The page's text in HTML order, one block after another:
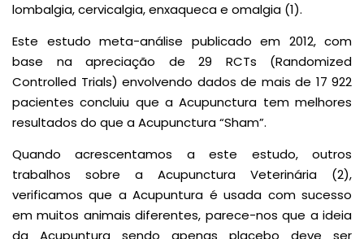
lombalgia, cervicalgia, enxaqueca e omalgia (1).
Este estudo meta-análise publicado em 2012, com
base na apreciação de 29 RCTs (Randomized
Controlled Trials) envolvendo dados de mais de 17 922
pacientes concluiu que a Acupunctura tem melhores
resultados do que a Acupunctura “Sham”.
Quando acrescentamos a este estudo, outros
trabalhos sobre a Acupunctura Veterinária (2),
verificamos que a Acupuntura é usada com sucesso
em muitos animais diferentes, parece-nos que a ideia
da Acupuntura sendo apenas placebo deve ser